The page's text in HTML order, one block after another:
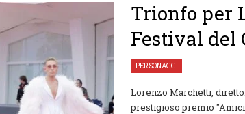
Trionfo per
Festival del
PERSONAGGI
Lorenzo Marchetti,
prestigioso premio